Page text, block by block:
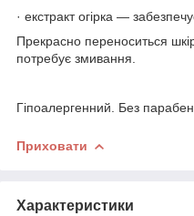
· екстракт огірка —
Прекрасно переноситься
потребує змивання.
Гіпоалергенний. Без
Приховати
Характеристики